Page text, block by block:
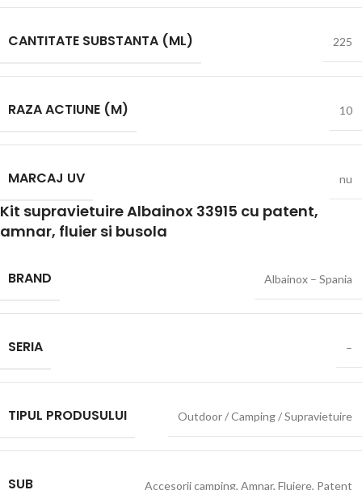
CANTITATE SUBSTANTA (ML) 225
RAZA ACTIUNE (M) 10
MARCAJ UV nu
Kit supravietuire Albainox 33915 cu patent,
amnar, fluier si busola
BRAND Albainox – Spania
SERIA –
TIPUL PRODUSULUI Outdoor / Camping / Supravietuire
SUB Accesorii camping, Amnar, Fluiere, Patent